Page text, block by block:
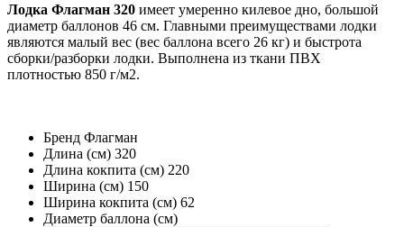
Лодка Флагман 320 имеет умеренно килевое дно, большой
диаметр баллонов 46 см. Главными преимуществами лодки
являются малый вес (вес баллона всего 26 кг) и быстрота
сборки/разборки лодки. Выполнена из ткани ПВХ
плотностью 850 г/м2.
Бренд Флагман
Длина (см) 320
Длина кокпита (см) 220
Ширина (см) 150
Ширина кокпита (см) 62
Диаметр баллона (см)